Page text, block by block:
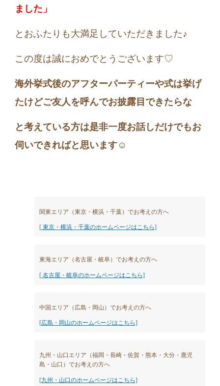
ました」
とおふたりも大満足していただきました♪
この度は誠におめでとうございます♡
海外挙式後のアフターパーティーや式は挙げ
たけどご友人を呼んでお披露目できたらな
と考えている方は是非一度お話しだけでもお
伺いできればと思います☺
関東エリア（東京・横浜・千葉）でお考えの方へ
[ 東京・横浜・千葉のホームページはこちら]
東海エリア（名古屋・岐阜）でお考えの方へ
[ 名古屋・岐阜のホームページはこちら]
中国エリア（広島・岡山）でお考えの方へ
[広島・岡山のホームページはこちら]
九州・山口エリア（福岡・長崎・佐賀・熊本・大分・鹿児
島・山口）でお考えの方へ
[九州・山口のホームページはこちら]